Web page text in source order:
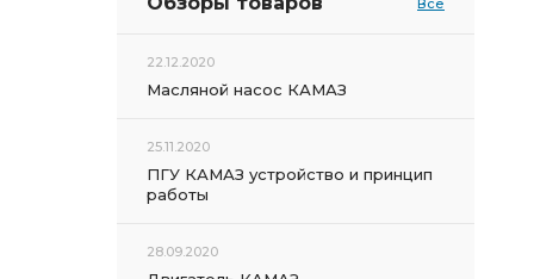
Все
22.12.2020
Масляной насос КАМАЗ
25.11.2020
ПГУ КАМАЗ устройство и принцип
работы
28.09.2020